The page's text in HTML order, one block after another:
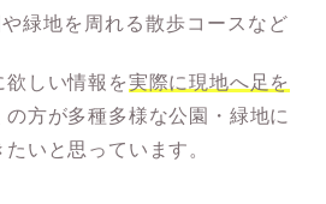
緑地を周れる散歩コースなど
欲しい情報を実際に現地へ足を
の方が多種多様な公園・緑地に
いと思っています。